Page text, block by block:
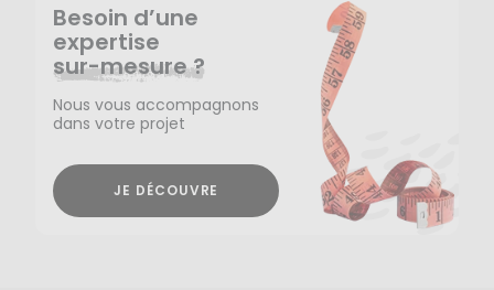
Besoin d’une
expertise
sur-mesure ?
Nous vous accompagnons
dans votre projet
JE DÉCOUVRE